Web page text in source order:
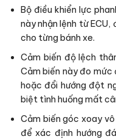
Bộ điều khiển lực
này nhận lệnh từ
cho từng bánh xe.
Cảm biến độ lệch
Cảm biến này đo mức
hoặc đổi hướng đột
biệt tình huống mất
Cảm biến góc xoay
để xác định hướng